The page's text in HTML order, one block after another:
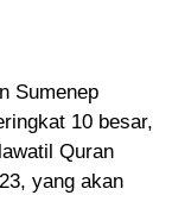
Sumenep
10 besar,
Quran
yang akan